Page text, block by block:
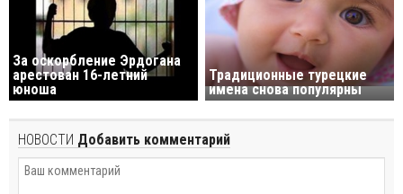
За оскорбление Эрдогана
арестован 16-летний
юноша
Традиционные турецкие
имена снова популярны
НОВОСТИ Добавить комментарий